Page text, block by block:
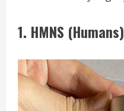
1. HMNS (Humans)